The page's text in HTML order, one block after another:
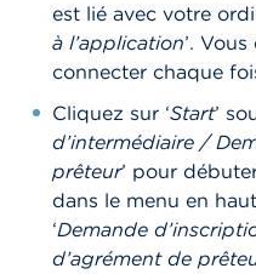
est lié avec votre
à l’application’.
connecter chaque
Cliquez sur ‘Start’
d’intermédiaire /
prêteur’ pour
dans le menu en
‘Demande
d’agrément de